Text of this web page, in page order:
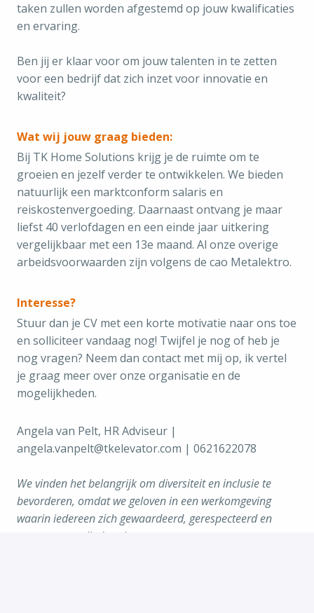
taken zullen worden afgestemd op jouw kwalificaties
en ervaring.
Ben jij er klaar voor om jouw talenten in te zetten
voor een bedrijf dat zich inzet voor innovatie en
kwaliteit?
Wat wij jouw graag bieden:
Bij TK Home Solutions krijg je de ruimte om te
groeien en jezelf verder te ontwikkelen. We bieden
natuurlijk een marktconform salaris en
reiskostenvergoeding. Daarnaast ontvang je maar
liefst 40 verlofdagen en een einde jaar uitkering
vergelijkbaar met een 13e maand. Al onze overige
arbeidsvoorwaarden zijn volgens de cao Metalektro.
Interesse?
Stuur dan je CV met een korte motivatie naar ons toe
en solliciteer vandaag nog! Twijfel je nog of heb je
nog vragen? Neem dan contact met mij op, ik vertel
je graag meer over onze organisatie en de
mogelijkheden.
Angela van Pelt, HR Adviseur |
angela.vanpelt@tkelevator.com | 0621622078
We vinden het belangrijk om diversiteit en inclusie te
bevorderen, omdat we geloven in een werkomgeving
waarin iedereen zich gewaardeerd, gerespecteerd en
vertegenwoordigd voelt.